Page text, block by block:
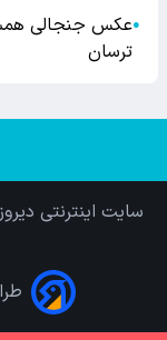
●عکس جنجالی
ترسان
سایت اینترنتی